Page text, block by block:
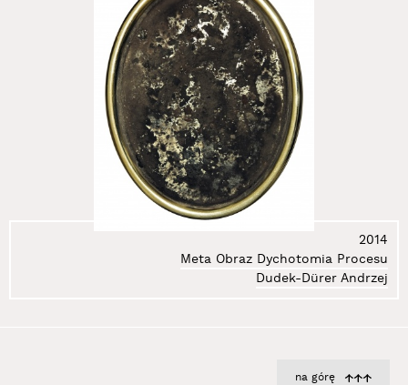
2014
Meta Obraz Dychotomia Procesu
Dudek-Dürer Andrzej
na górę